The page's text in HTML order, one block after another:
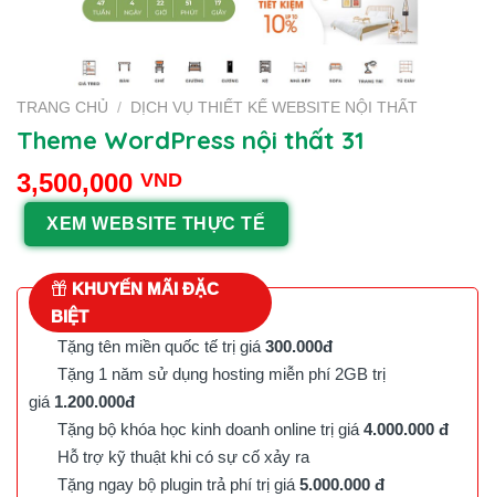
TRANG CHỦ / DỊCH VỤ THIẾT KẾ WEBSITE NỘI THẤT
Theme WordPress nội thất 31
3,500,000 VND
XEM WEBSITE THỰC TẾ
KHUYẾN MÃI ĐẶC
BIỆT
Tặng tên miền quốc tế trị giá 300.000đ
Tặng 1 năm sử dụng hosting miễn phí 2GB trị
giá 1.200.000đ
Tặng bộ khóa học kinh doanh online trị giá 4.000.000 đ
Hỗ trợ kỹ thuật khi có sự cố xảy ra
Tặng ngay bộ plugin trả phí trị giá 5.000.000 đ